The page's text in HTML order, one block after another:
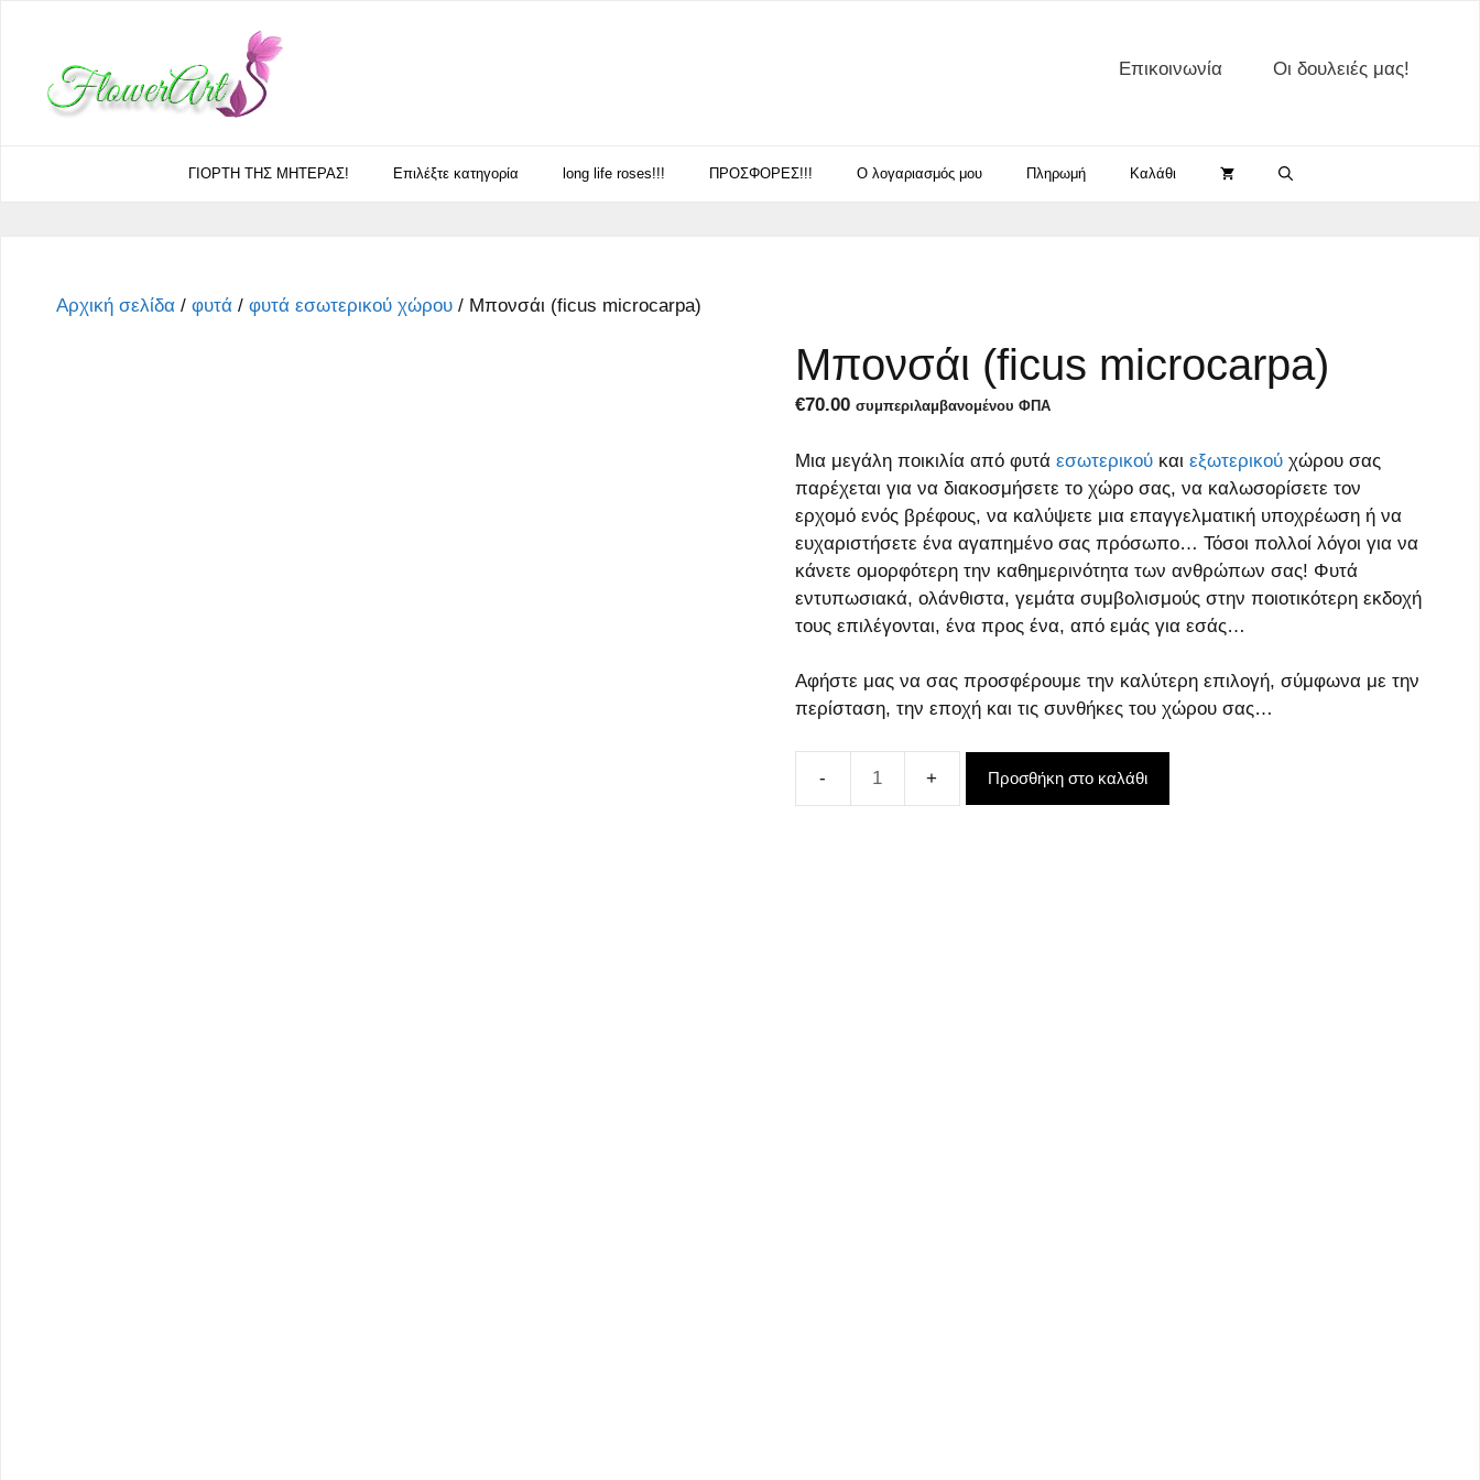
περιεχόμενο
Επικοινωνία Οι δουλειές μας!
ΓΙΟΡΤΗ ΤΗΣ ΜΗΤΕΡΑΣ! Eπιλέξτε κατηγορία long life roses!!! ΠΡΟΣΦΟΡΕΣ!!! Ο λογαριασμός μου Πληρωμή Καλάθι
Αρχική σελίδα / φυτά / φυτά εσωτερικού χώρου / Μπονσάι (ficus microcarpa)
Μπονσάι (ficus microcarpa)
€70.00 συμπεριλαμβανομένου ΦΠΑ
Μια μεγάλη ποικιλία από φυτά εσωτερικού και εξωτερικούχώρου σας
παρέχεται για να διακοσμήσετε το χώρο σας, να καλωσορίσετε τον
ερχομό ενός βρέφους, να καλύψετε μια επαγγελματική υποχρέωση ή να
ευχαριστήσετε ένα αγαπημένο σας πρόσωπο… Τόσοι πολλοί λόγοι για να
κάνετε ομορφότερη την καθημερινότητα των ανθρώπων σας! Φυτά
εντυπωσιακά, ολάνθιστα, γεμάτα συμβολισμούς στην ποιοτικότερη εκδοχή
τους επιλέγονται, ένα προς ένα, από εμάς για εσάς…
Αφήστε μας να σας προσφέρουμε την καλύτερη επιλογή, σύμφωνα με την
περίσταση, την εποχή και τις συνθήκες του χώρου σας…
Προσθήκη στο καλάθι